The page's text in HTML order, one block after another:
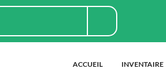
ACCUEIL INVENTAIRE